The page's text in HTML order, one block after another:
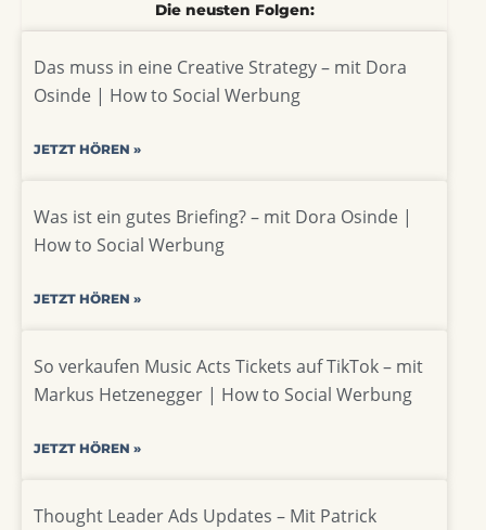
Die neusten Folgen:
Das muss in eine Creative Strategy – mit Dora
Osinde | How to Social Werbung
JETZT HÖREN »
Was ist ein gutes Briefing? – mit Dora Osinde |
How to Social Werbung
JETZT HÖREN »
So verkaufen Music Acts Tickets auf TikTok – mit
Markus Hetzenegger | How to Social Werbung
JETZT HÖREN »
Thought Leader Ads Updates – Mit Patrick